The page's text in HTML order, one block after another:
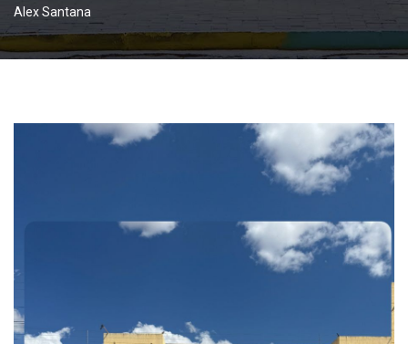
Alex Santana